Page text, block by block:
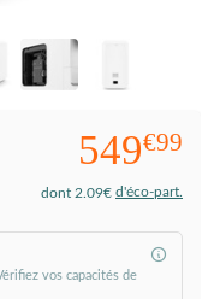
549€99
dont 2.09€ d'éco-part.
vos capacités de